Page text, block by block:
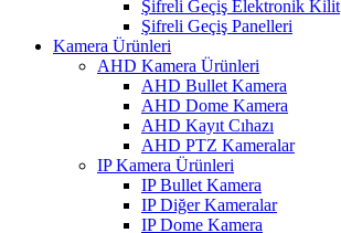
Şifreli Geçiş Elektronik Kilit
Şifreli Geçiş Panelleri
Kamera Ürünleri
AHD Kamera Ürünleri
AHD Bullet Kamera
AHD Dome Kamera
AHD Kayıt Cıhazı
AHD PTZ Kameralar
IP Kamera Ürünleri
IP Bullet Kamera
IP Diğer Kameralar
IP Dome Kamera